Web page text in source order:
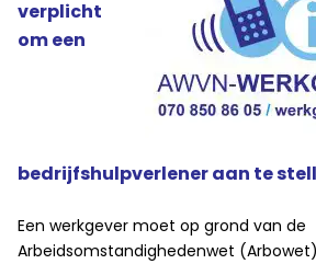
verplicht
om een
bedrijfshulpverlener aan te
Een werkgever moet op grond van de
Arbeidsomstandighedenwet